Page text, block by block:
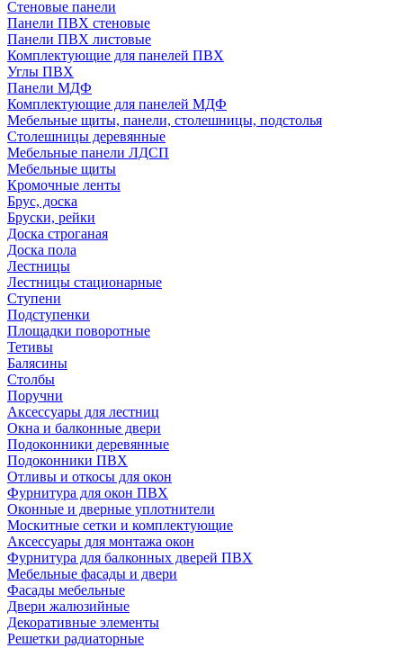
Стеновые панели
Панели ПВХ стеновые
Панели ПВХ листовые
Комплектующие для панелей ПВХ
Углы ПВХ
Панели МДФ
Комплектующие для панелей МДФ
Мебельные щиты, панели, столешницы, подстолья
Столешницы деревянные
Мебельные панели ЛДСП
Мебельные щиты
Кромочные ленты
Брус, доска
Бруски, рейки
Доска строганая
Доска пола
Лестницы
Лестницы стационарные
Ступени
Подступенки
Площадки поворотные
Тетивы
Балясины
Столбы
Поручни
Аксессуары для лестниц
Окна и балконные двери
Подоконники деревянные
Подоконники ПВХ
Отливы и откосы для окон
Фурнитура для окон ПВХ
Оконные и дверные уплотнители
Москитные сетки и комплектующие
Аксессуары для монтажа окон
Фурнитура для балконных дверей ПВХ
Мебельные фасады и двери
Фасады мебельные
Двери жалюзийные
Декоративные элементы
Решетки радиаторные